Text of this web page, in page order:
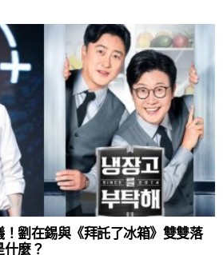
劉在錫與《拜託了冰箱》雙雙落
什麼？